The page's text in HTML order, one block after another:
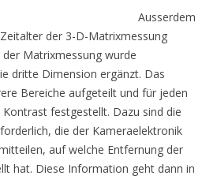
Ausserdem
der 3-D-Matrixmessung
Matrixmessung wurde
dritte Dimension ergänzt. Das
Bereiche aufgeteilt und für jeden
festgestellt. Dazu sind die
die der Kameraelektronik
auf welche Entfernung der
hat. Diese Information geht dann in